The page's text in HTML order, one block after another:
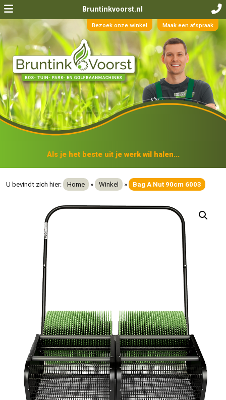
Bruntinkvoorst.nl
Bezoek onze winkel Maak een afspraak
Als je het beste uit je werk wil halen...
U bevindt zich hier: Home » Winkel » Bag A Nut 90cm 6003